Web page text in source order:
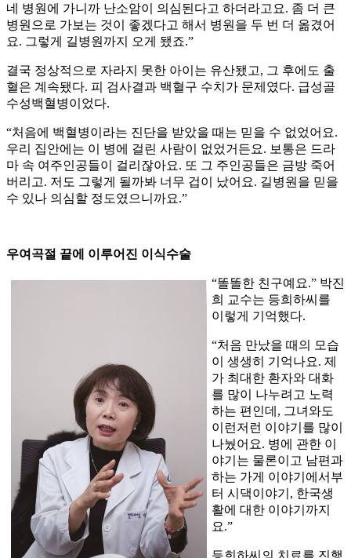
네 병원에 가니까 난소암이 의심된다고 하더라고요. 좀 더 큰
병원으로 가보는 것이 좋겠다고 해서 병원을 두 번 더 옮겼어
요. 그렇게 길병원까지 오게 됐죠.”
결국 정상적으로 자라지 못한 아이는 유산됐고, 그 후에도 출
혈은 계속됐다. 피 검사결과 백혈구 수치가 문제였다. 급성골
수성백혈병이었다.
“처음에 백혈병이라는 진단을 받았을 때는 믿을 수 없었어요.
우리 집안에는 이 병에 걸린 사람이 없었거든요. 보통은 드라
마 속 여주인공들이 걸리잖아요. 또 그 주인공들은 금방 죽어
버리고. 저도 그렇게 될까봐 너무 겁이 났어요. 길병원을 믿을
수 있나 의심할 정도였으니까요.”
우여곡절 끝에 이루어진 이식수술
“똘똘한 친구예요.” 박진
희 교수는 등희하씨를
이렇게 기억했다.
“처음 만났을 때의 모습
이 생생히 기억나요. 제
가 최대한 환자와 대화
를 많이 나누려고 노력
하는 편인데, 그녀와도
이런저런 이야기를 많이
나눴어요. 병에 관한 이
야기는 물론이고 남편과
하는 가게 이야기에서부
터 시댁이야기, 한국생
활에 대한 이야기까지
요.”